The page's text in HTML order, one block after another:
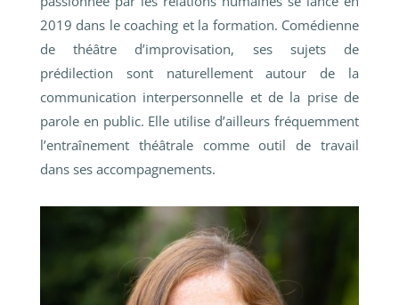
2019 dans le coaching et la formation. Comédienne
de théâtre d’improvisation, ses sujets de
prédilection sont naturellement autour de la
communication interpersonnelle et de la prise de
parole en public. Elle utilise d’ailleurs fréquemment
l’entraînement théâtrale comme outil de travail
dans ses accompagnements.